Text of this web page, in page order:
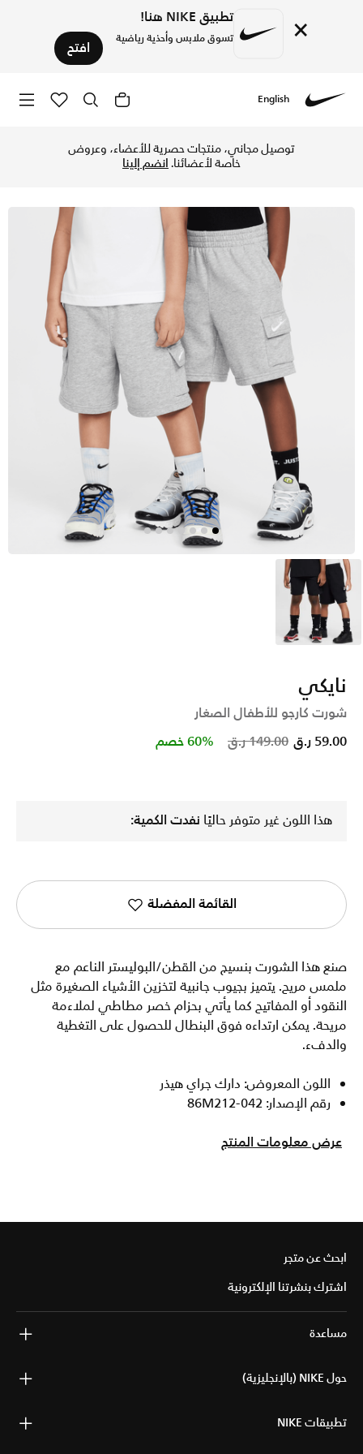
× تطبيق NIKE هنا!
تسوق ملابس وأحذية رياضية افتح
English
توصيل مجاني، منتجات حصرية للأعضاء، وعروض
خاصة لأعضائنا.انضم إلينا
أسود
نايكي
شورت كارجو للأطفال الصغار
Price reduced from
149.00 ر.ق to 59.00 ر.ق 60% خصم
هذا اللون غير متوفر حاليًا نفدت الكمية:
القائمة المفضلة
صنع هذا الشورت بنسيج من القطن/البوليستر الناعم مع
ملمس مريح. يتميز بجيوب جانبية لتخزين الأشياء الصغيرة مثل
النقود أو المفاتيح كما يأتي بحزام خصر مطاطي لملاءمة
مريحة. يمكن ارتداءه فوق البنطال للحصول على التغطية
والدفء.
اللون المعروض: دارك جراي هيذر
رقم الإصدار: 86M212-042
عرض معلومات المنتج
ابحث عن متجر
اشترك بنشرتنا الإلكترونية
مساعدة
حول NIKE (بالإنجليزية)
تطبيقات NIKE